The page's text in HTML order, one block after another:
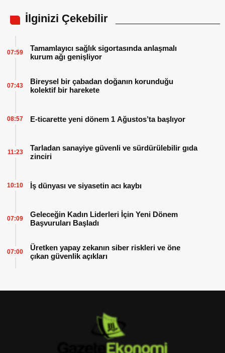
İlginizi Çekebilir
Tamamlayıcı sağlık sigortasında anlaşmalı
kurum ağı genişliyor
07:59
Bireysel bir çabadan doğanın korunduğu
kolektif bir harekete
07:43
E-ticarette yeni dönem 1 Ağustos’ta başlıyor
08:57
Tarladan sanayiye güvenli ve sürdürülebilir gıda
zinciri
11:23
İş dünyası ve siyasetin acı kaybı
10:10
Geleceğin Kadın Liderleri İçin Yeni Dönem
Başvuruları Başladı
07:09
Üretken yapay zekanın siber riskleri ve öne
çıkan güvenlik açıkları
07:00